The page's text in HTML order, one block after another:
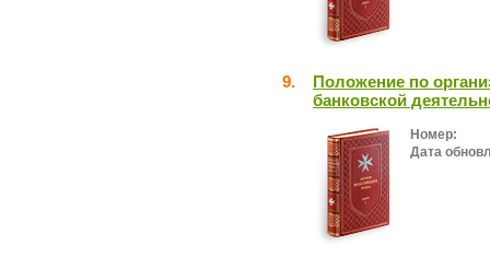
9.
Положение по
банковской
Номер:
Дата